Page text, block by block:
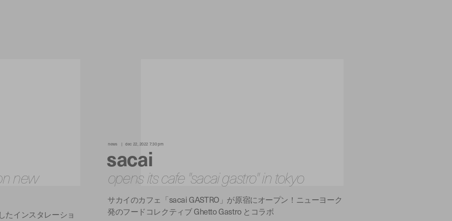
new
たインスタレーショ
news dec 22, 2022 7:30 pm
sacai
opens its cafe "sacai gastro" in tokyo
サカイのカフェ「sacai GASTRO」が原宿にオープン！ニューヨーク
発のフードコレクティブ Ghetto Gastro とコラボ